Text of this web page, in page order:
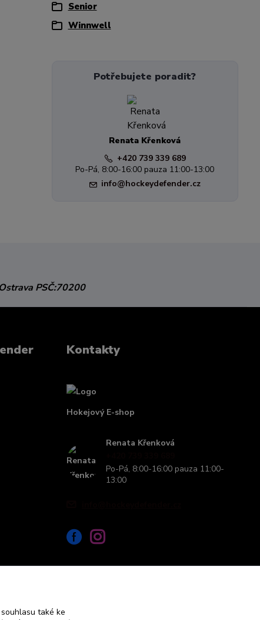
Senior
Winnwell
Potřebujete poradit?
Renata Křenková
+420 739 339 689
Po-Pá, 8:00-16:00 pauza 11:00-13:00
info@hockeydefender.cz
PSČ:70200
Kontakty
Hokejový E-shop
Renata Křenková
Po-Pá, 8:00-16:00 pauza 11:00-
13:00
také ke